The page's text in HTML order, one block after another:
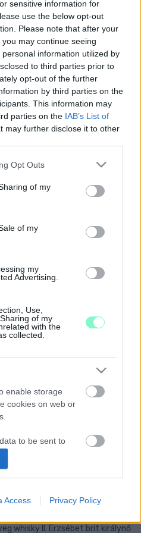
sensitive information for
use the below opt-out
Please note that after your
may continue seeing
information utilized by
to third parties prior to
opt-out of the further
by third parties on the
This information may
parties on the IAB’s List of
may further disclose it to other
uses one or more Google
behaviour. You may click to
and its third-party tags to
purposes in below Google
Opt Outs
of my
of my
my
Advertising.
Use,
of my
with the
collected.
enable storage
cookies on web or
to be sent to
purposes.
send me
on web or
Access Privacy Policy
JÓVÁHAGYTA A
ALATT ÁLLÓ
egyik legrégebbi
2017-ES MERLOT-
KARNEVÁL LEGJOBB
versenyre 25
CUVÉE
TÖRTÉNELMI
egy kellemes, beszélgetős
forgataghoz.
A
fel a harcot.
ELÉRHETŐ A NAPI
hamburgerrel.
NEM TART MINDEN
BORTERASZA
Szövetkezete több, mint 52
ÉS MÁS SZESZESITALT
whisky II. Erzsébet brit királynő